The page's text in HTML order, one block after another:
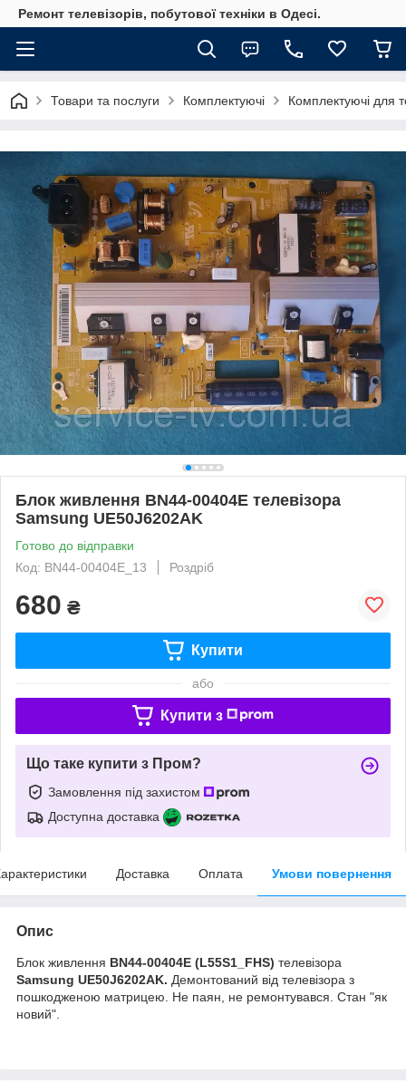
Ремонт телевізорів, побутової техніки в Одесі.
Товари та послуги Комплектуючі Комплектуючі для
Блок живлення BN44-00404E телевізора
Samsung UE50J6202AK
Готово до відправки
Код: BN44-00404E_13
Роздріб
680 ₴
Купити
або
Купити з
Що таке купити з Пром?
Замовлення під захистом
Доступна доставка
Доставка Оплата Умови повернення
Опис
Блок живлення BN44-00404E (L55S1_FHS) телевізора
Samsung UE50J6202AK. Демонтований від телевізора з
пошкодженою матрицею. Не паян, не ремонтувався. Стан "як
новий".